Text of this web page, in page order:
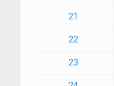
21
22
23